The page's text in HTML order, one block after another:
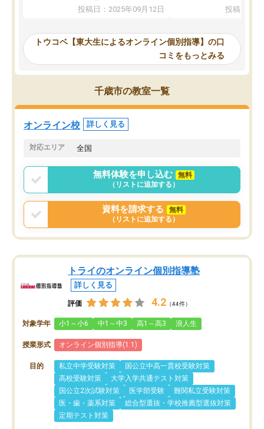
か、オプションは付帯するかなど選ぶ
事が出来ました。
ーティングを行い、その講師で良いか
見てから講師を決定する事ができま
す。
うちの子は、初回面談の講師の方で決
オンラインツールを使用した単語帳の
共有があり宿題もそちらで出される形
でした。
言う事で講師変更の申し出があり、あ
まりに短期での変更だった為、塾に通
う事にして退会しました。遅れも取り
戻せ、授業内容や講師の方は良かった
と思います。
投稿日：2025年09月12日
めれるので、個人に合
いなのがあり(有料)、受
ことをどんなスケジュー
くか相談したのですが、
ち期待したものではなく
くなってきたようなので
投稿日：
トウコベ【東大生によるオンライン個別指導】の口
コミをもっとみる
千歳市の教室一覧
オンライン校 詳しく見る
対応エリア 全国
無料体験を申し込む
無料
（リストに追加する）
資料を請求する
無料
（リストに追加する）
トライのオンライン個別指導塾
詳しく見る
評価 4.2 （44件）
対象学年 小1～小6 中1～中3 高1～高3 浪人生
授業形式 オンライン個別指導(1:1)
目的 私立中学受験対策
国公立中高一貫校受験対策
高校受験対策
大学入学共通テスト対策
国公立2次試験対策
医学部受験
難関私立受験対策
医・歯・薬系対策
総合型選抜・学校推薦型選抜対策
定期テスト対策